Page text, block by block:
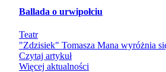
Ballada o urwipołciu
Teatr
"Zdzisiek" Tomasza Mana wyróżnia
Czytaj artykuł
Więcej aktualności